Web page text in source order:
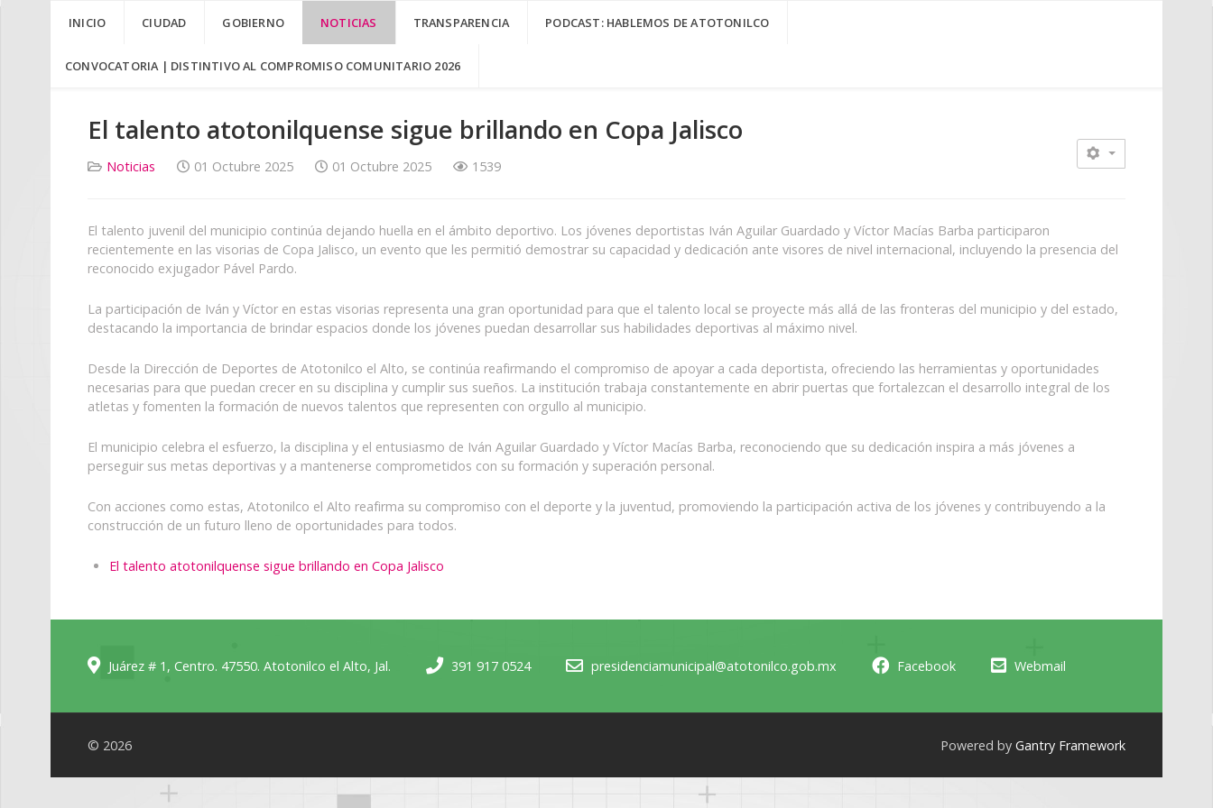
INICIO CIUDAD GOBIERNO NOTICIAS TRANSPARENCIA PODCAST: HABLEMOS DE ATOTONILCO
CONVOCATORIA | DISTINTIVO AL COMPROMISO COMUNITARIO 2026
El talento atotonilquense sigue brillando en Copa Jalisco
Noticias 01 Octubre 2025 01 Octubre 2025 1539
El talento juvenil del municipio continúa dejando huella en el ámbito deportivo. Los jóvenes deportistas Iván Aguilar Guardado y Víctor Macías Barba participaron
recientemente en las visorias de Copa Jalisco, un evento que les permitió demostrar su capacidad y dedicación ante visores de nivel internacional, incluyendo la presencia del
reconocido exjugador Pável Pardo.
La participación de Iván y Víctor en estas visorias representa una gran oportunidad para que el talento local se proyecte más allá de las fronteras del municipio y del estado,
destacando la importancia de brindar espacios donde los jóvenes puedan desarrollar sus habilidades deportivas al máximo nivel.
Desde la Dirección de Deportes de Atotonilco el Alto, se continúa reafirmando el compromiso de apoyar a cada deportista, ofreciendo las herramientas y oportunidades
necesarias para que puedan crecer en su disciplina y cumplir sus sueños. La institución trabaja constantemente en abrir puertas que fortalezcan el desarrollo integral de los
atletas y fomenten la formación de nuevos talentos que representen con orgullo al municipio.
El municipio celebra el esfuerzo, la disciplina y el entusiasmo de Iván Aguilar Guardado y Víctor Macías Barba, reconociendo que su dedicación inspira a más jóvenes a
perseguir sus metas deportivas y a mantenerse comprometidos con su formación y superación personal.
Con acciones como estas, Atotonilco el Alto reafirma su compromiso con el deporte y la juventud, promoviendo la participación activa de los jóvenes y contribuyendo a la
construcción de un futuro lleno de oportunidades para todos.
El talento atotonilquense sigue brillando en Copa Jalisco
Juárez # 1, Centro. 47550. Atotonilco el Alto, Jal. 391 917 0524 presidenciamunicipal@atotonilco.gob.mx Facebook Webmail
© 2026 Powered by Gantry Framework